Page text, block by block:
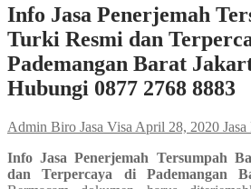
Info Jasa Penerjemah
Turki Resmi dan
Pademangan Barat
Hubungi 0877 2768 8883
Admin Biro Jasa Visa April 28, 2020
Info Jasa Penerjemah Tersumpah
dan Terpercaya di Pademangan